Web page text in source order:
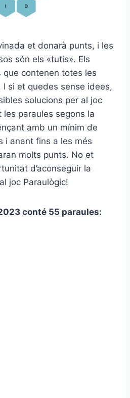
et donarà punts, i les
són els «tutis». Els
que contenen totes les
I si et quedes sense idees,
solucions per al joc
les paraules segons la
amb un mínim de
i anant fins a les més
molts punts. No et
d’aconseguir la
joc Paraulògic!
conté 55 paraules: